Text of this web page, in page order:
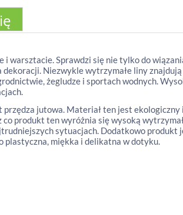
i warsztacie. Sprawdzi się nie tylko do
Niezwykle wytrzymałe liny
żegludze i sportach wodnych.
przędza jutowa. Materiał ten jest ekologiczny
co produkt ten wyróżnia się wysoką
sytuacjach. Dodatkowo produkt
plastyczna, miękka i delikatna w dotyku.